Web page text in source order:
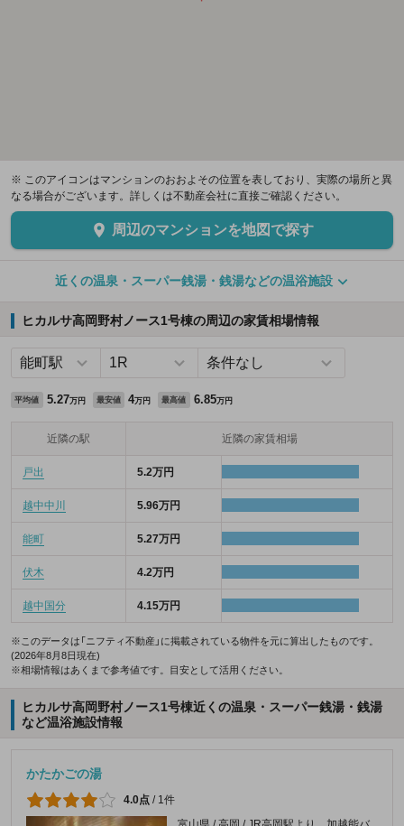
※ このアイコンはマンションのおおよその位置を表しており、実際の場所と異
なる場合がございます。詳しくは不動産会社に直接ご確認ください。
周辺のマンションを地図で探す
近くの温泉・スーパー銭湯・銭湯などの温浴施設
ヒカルサ高岡野村ノース1号棟の周辺の家賃相場情報
平均値 5.27万円 最安値 4万円 最高値 6.85万円
近隣の駅 近隣の家賃相場
戸出 5.2万円
越中中川 5.96万円
能町 5.27万円
伏木 4.2万円
越中国分 4.15万円
※このデータは「ニフティ不動産」に掲載されている物件を元に算出したものです。
(2026年8月8日現在)
※相場情報はあくまで参考値です。目安として活用ください。
ヒカルサ高岡野村ノース1号棟近くの温泉・スーパー銭湯・銭湯
など温浴施設情報
かたかごの湯
4.0点 / 1件